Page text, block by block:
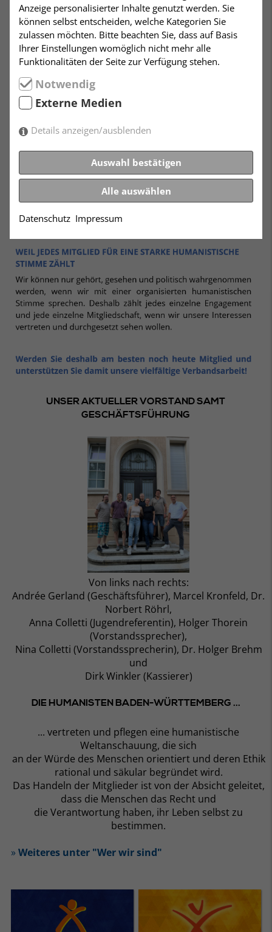
UNSER AKTUELLER VORSTAND SAMT
GESCHÄFTSFÜHRUNG
Von links nach rechts:
Andrée Gerland (Geschäftsführer), Marcel Kronfeld, Dr.
Norbert Röhrl,
Anna Colletti (Jugendreferentin), Holger Thorein
(Vorstandssprecher),
Nina Colletti (Vorstandssprecherin), Dr. Holger Brehm
und
Dirk Winkler (Kassierer)
DIE HUMANISTEN BADEN-WÜRTTEMBERG ...
... vertreten und pflegen eine humanistische
Weltanschauung, die sich
an der Würde des Menschen orientiert und deren Ethik
rational und säkular begründet wird.
Das Handeln der Mitglieder ist von der Absicht geleitet,
dass die Menschen das Recht und
die Verantwortung haben, ihr Leben selbst zu
bestimmen.
» Weiteres unter "Wer wir sind"
Anzeige personalisierter Inhalte genutzt werden. Sie
können selbst entscheiden, welche Kategorien Sie
zulassen möchten. Bitte beachten Sie, dass auf Basis
Ihrer Einstellungen womöglich nicht mehr alle
Funktionalitäten der Seite zur Verfügung stehen.
Notwendig
Externe Medien
Details anzeigen/ausblenden
Auswahl bestätigen
Alle auswählen
Datenschutz Impressum